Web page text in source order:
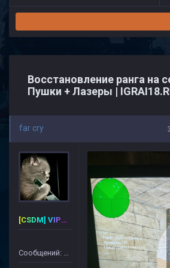
Восстановление ранга на
Пушки + Лазеры |
far cry
[CSDM] VIP-PREMIUM
Сообщений: 50